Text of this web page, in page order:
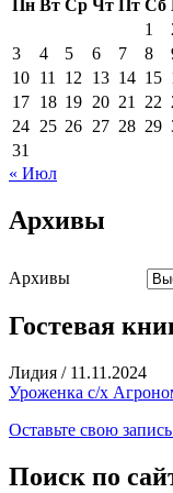
Пн Вт Ср Чт Пт Сб
1
3
4 5 6 7 8
10 11 12 13 14 15
17 18 19 20 21 22
24 25 26 27 28 29
31
« Июл
Архивы
Архивы
Гостевая
Лидия / 11.11.2024
Уроженка с/х
Оставьте свою
Поиск по